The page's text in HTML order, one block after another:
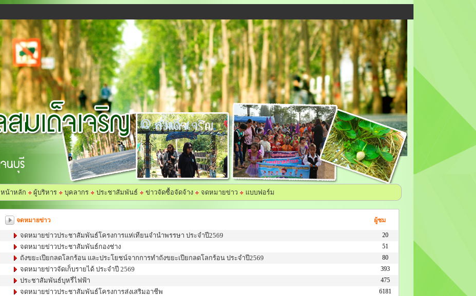
หน้าหลัก ผู้บริหาร บุคลากร ประชาสัมพันธ์ ข่าวจัดซื้อจัดจ้าง จดหมายข่าว แบบฟอร์ม
จดหมายข่าว ผู้ชม
จดหมายข่าวประชาสัมพันธ์โครงการแห่เทียนจำนำพรรษา ประจำปี2569 20
จดหมายข่าวประชาสัมพันธ์กองช่าง 51
ถังขยะเปียกลดโลกร้อน และประโยชน์จากการทำถังขยะเปียกลดโลกร้อน ประจำปี2569 80
จดหมายข่าวจัดเก็บรายได้ ประจำปี 2569 393
ประชาสัมพันธ์บุหรี่ไฟฟ้า 475
จดหมายข่าวประชาสัมพันธ์โครงการส่งเสริมอาชีพ 6181